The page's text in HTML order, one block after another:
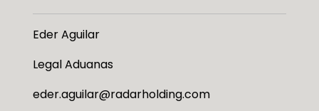
Eder Aguilar
Legal Aduanas
eder.aguilar@radarholding.com